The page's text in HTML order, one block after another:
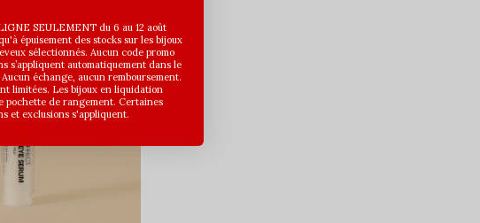
SEULEMENT du 6 au 12 août
épuisement des stocks sur les bijoux
sélectionnés. Aucun code promo
s’appliquent automatiquement dans le
échange, aucun remboursement.
limitées. Les bijoux en liquidation
pochette de rangement. Certaines
et exclusions s'appliquent.